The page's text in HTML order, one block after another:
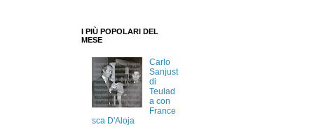
I PIÙ POPOLARI DEL
MESE
Carlo
Sanjust
di
Teulad
a con
France
sca D'Aloja